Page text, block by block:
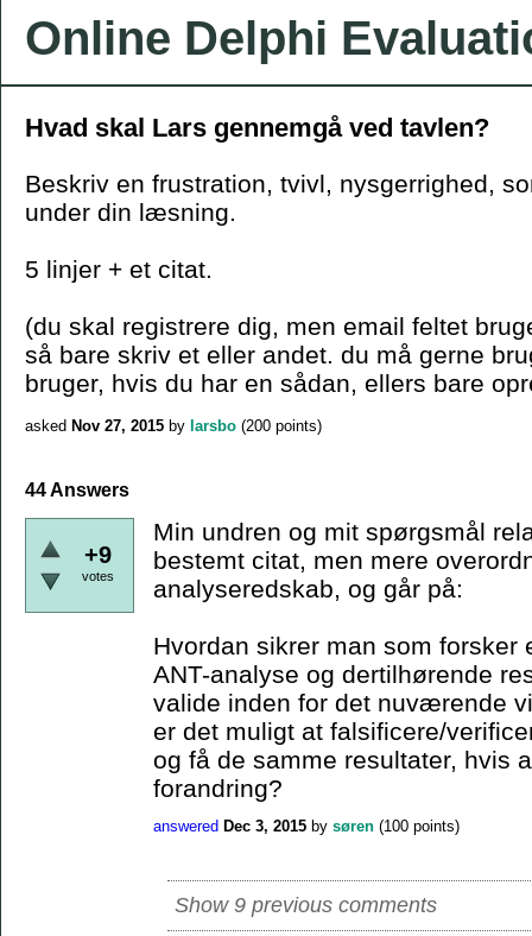
Online Delphi
Hvad skal Lars gennemgå ved tavlen?
Beskriv en frustration, tvivl, nysgerrighed,
under din læsning.
5 linjer + et citat.
(du skal registrere dig, men email feltet
så bare skriv et eller andet. du må gerne
bruger, hvis du har en sådan, ellers bare
asked Nov 27, 2015 by larsbo (200 points)
44 Answers
+9
votes
Min undren og mit spørgsmål
bestemt citat, men mere
analyseredskab, og går på:
Hvordan sikrer man som forsker
ANT-analyse og dertilhørende
valide inden for det nuværende
er det muligt at falsificere/
og få de samme resultater, hvis
forandring?
answered Dec 3, 2015 by søren (100 points)
Show 9 previous comments